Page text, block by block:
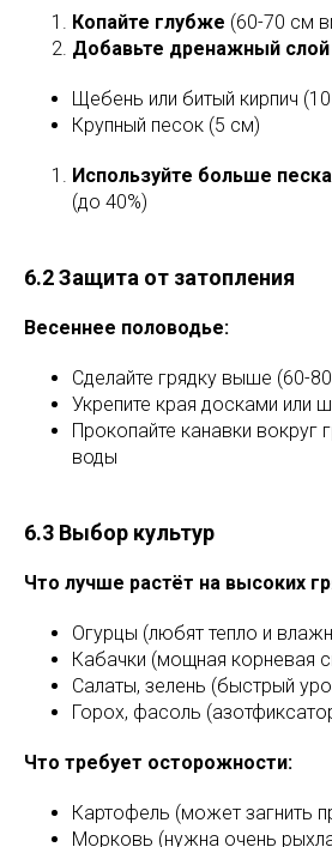
Копайте глубже (60-70 см
Добавьте дренажный слой
Щебень или битый кирпич
Крупный песок (5 см)
Используйте больше песка
(до 40%)
6.2 Защита от затопления
Весеннее половодье:
Сделайте грядку выше (60-
Укрепите края досками или
Прокопайте канавки вокруг
воды
6.3 Выбор культур
Что лучше растёт на высоких
Огурцы (любят тепло и
Кабачки (мощная корневая
Салаты, зелень (быстрый
Горох, фасоль
Что требует осторожности:
Картофель (может загнить
Морковь (нужна очень